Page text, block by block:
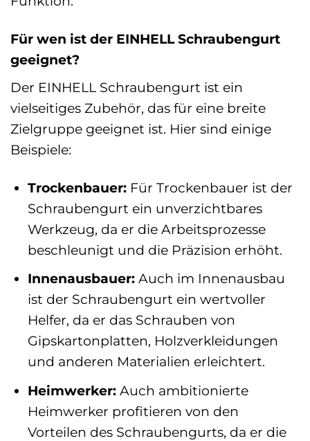
Für wen ist der EINHELL Schraubengurt
geeignet?
Der EINHELL Schraubengurt ist ein
vielseitiges Zubehör, das für eine breite
Zielgruppe geeignet ist. Hier sind einige
Beispiele:
Trockenbauer:Für Trockenbauer ist der
Schraubengurt ein unverzichtbares
Werkzeug, da er die Arbeitsprozesse
beschleunigt und die Präzision erhöht.
Innenausbauer:Auch im Innenausbau
ist der Schraubengurt ein wertvoller
Helfer, da er das Schrauben von
Gipskartonplatten, Holzverkleidungen
und anderen Materialien erleichtert.
Heimwerker:Auch ambitionierte
Heimwerker profitieren von den
Vorteilen des Schraubengurts, da er die